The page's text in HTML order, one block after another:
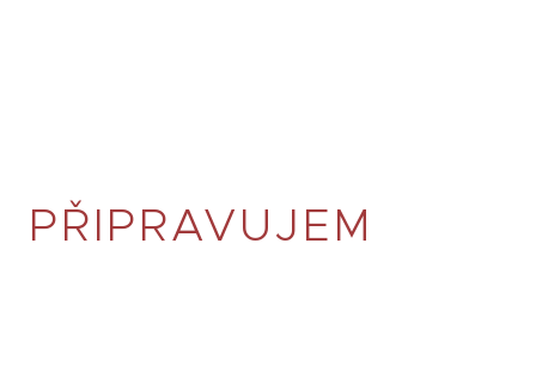
PŘIPRAVUJEM